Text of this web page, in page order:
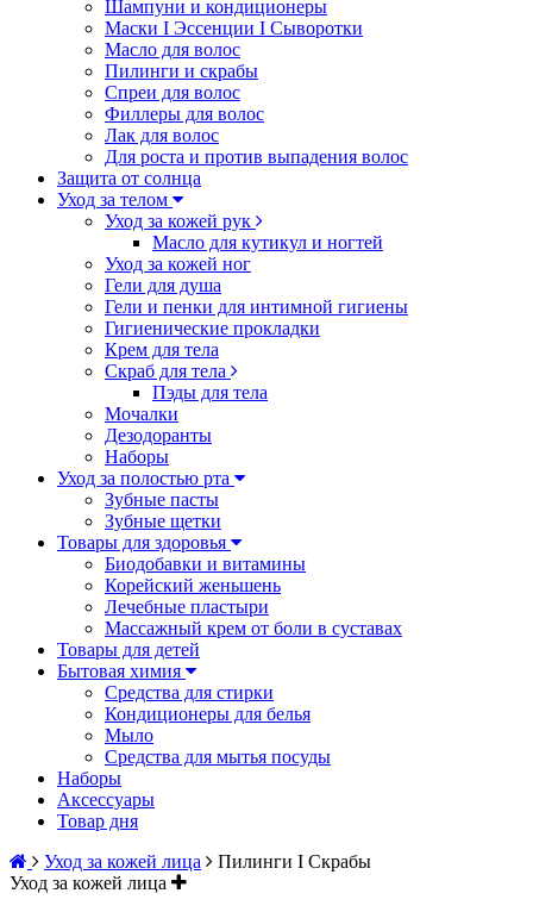
Шампуни и кондиционеры
Маски I Эссенции I Сыворотки
Масло для волос
Пилинги и скрабы
Спреи для волос
Филлеры для волос
Лак для волос
Для роста и против выпадения волос
Защита от солнца
Уход за телом
Уход за кожей рук
Масло для кутикул и ногтей
Уход за кожей ног
Гели для душа
Гели и пенки для интимной гигиены
Гигиенические прокладки
Крем для тела
Скраб для тела
Пэды для тела
Мочалки
Дезодоранты
Наборы
Уход за полостью рта
Зубные пасты
Зубные щетки
Товары для здоровья
Биодобавки и витамины
Корейский женьшень
Лечебные пластыри
Массажный крем от боли в суставах
Товары для детей
Бытовая химия
Средства для стирки
Кондиционеры для белья
Мыло
Средства для мытья посуды
Наборы
Аксессуары
Товар дня
Уход за кожей лица
Пилинги I Cкрабы
Уход за кожей лица